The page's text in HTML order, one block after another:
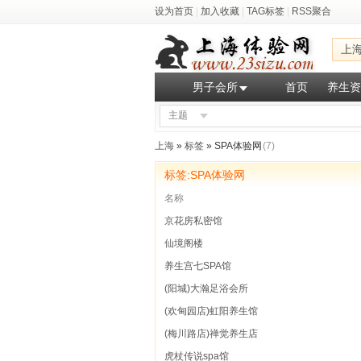
设为首页 加入收藏 TAG标签 RSS聚合
上
男子会所 首页 养生
主题
上海 » 标签 » SPA体验网 (7)
标签:SPA体验网
名称
京花房私密馆
仙境阁楼
养生宫七SPA馆
(阳城)大瀚足浴会所
(欢甸园店)虹阳养生馆
(梅川路店)禅觉养生店
虎杖传说spa馆